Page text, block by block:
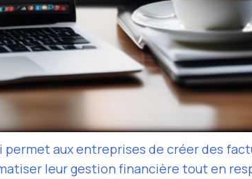
aux entreprises de créer des
leur gestion financière tout en